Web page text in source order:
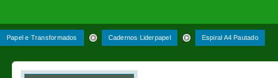
Papel e Transformados Cadernos Liderpapel Espiral A4 Pautado